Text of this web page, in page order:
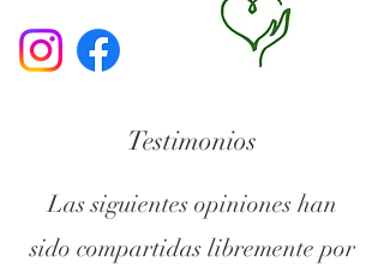
Testimonios
Las siguientes opiniones han
sido compartidas libremente por